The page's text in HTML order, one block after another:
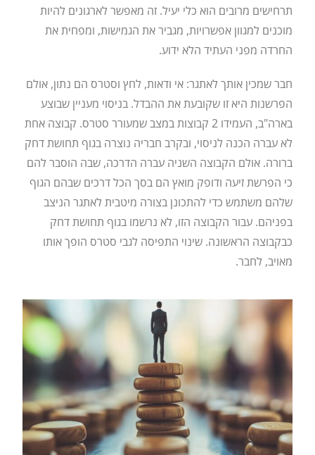
תרחישים מרובים הוא כלי יעיל. זה מאפשר לארגונים להיות
מוכנים למגוון אפשרויות, מגביר את הגמישות, ומפחית את
החרדה מפני העתיד הלא ידוע.
חבר שמכין אותך לאתגר: אי ודאות, לחץ וסטרס הם נתון, אולם
הפרשנות היא זו שקובעת את ההבדל. בניסוי מעניין שבוצע
בארה"ב, העמידו 2 קבוצות במצב שמעורר סטרס. קבוצה אחת
לא עברה הכנה לניסוי, ובקרב חבריה נוצרה בגוף תחושת דחק
ברורה. אולם הקבוצה השניה עברה הדרכה, שבה הוסבר להם
כי הפרשת זיעה ודופק מואץ הם בסך הכל דרכים שבהם הגוף
שלהם משתמש כדי להתכונן בצורה מיטבית לאתגר הניצב
בפניהם. עבור הקבוצה הזו, לא נרשמו בגוף תחושת דחק
כבקבוצה הראשונה. שינוי התפיסה לגבי סטרס הופך אותו
מאויב, לחבר.